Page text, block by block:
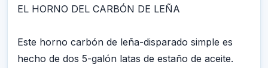
EL HORNO DEL CARBÓN DE LEÑA
Este horno carbón de leña-disparado simple es
hecho de dos 5-galón latas de estaño de aceite.